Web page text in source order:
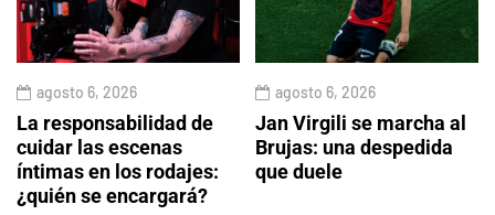
agosto 6, 2026
La responsabilidad de
cuidar las escenas
íntimas en los rodajes:
¿quién se encargará?
agosto 6, 2026
Jan Virgili se marcha al
Brujas: una despedida
que duele